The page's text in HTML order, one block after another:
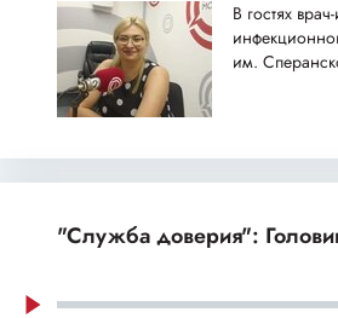
В гостях
им.
"Служба доверия":